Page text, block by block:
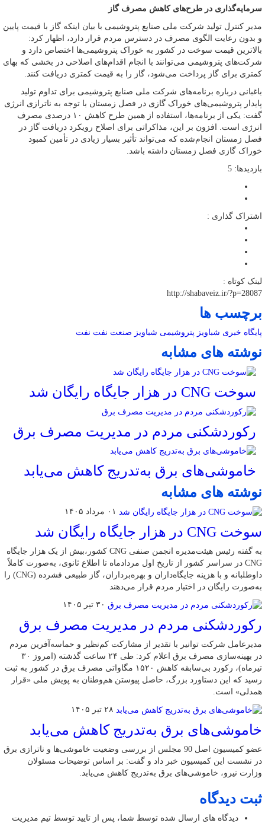
سرمایه‌گذاری در طرح‌های کاهش مصرف گاز
مدیر کنترل تولید شرکت ملی صنایع پتروشیمی با بیان اینکه گاز با قیمت پایین
و بدون رعایت الگوی مصرف در دسترس مردم قرار دارد، اظهار کرد:
بالاترین قیمت سوخت در کشور به خوراک پتروشیمی‌ها اختصاص دارد و
شرکت‌های پتروشیمی می‌توانند با انجام اقدام‌های اصلاحی در بخشی که بهای
کمتری برای گاز پرداخت می‌شود، گاز را به قیمت کمتری دریافت کنند.
باغبانی درباره برنامه‌های شرکت ملی صنایع پتروشیمی برای تداوم تولید
پایدار پتروشیمی‌های خوراک گازی در فصل زمستان با توجه به ناترازی انرژی
گفت: یکی از برنامه‌ها، استفاده از همین طرح کاهش ۱۰ درصدی مصرف
انرژی است. افزون بر این، مذاکراتی برای اصلاح رویکرد دریافت گاز در
فصل زمستان انجام‌شده که می‌تواند تأثیر بسیار زیادی در تأمین کمبود
خوراک گازی فصل زمستان داشته باشد.
بازدیدها: 5
اشتراک گذاری :
لینک کوتاه :
http://shabaveiz.ir/?p=28087
برچسب ها
پایگاه خبری شباویز پتروشیمی شباویز صنعت نفت نفت
نوشته های مشابه
سوخت CNG در هزار جایگاه رایگان شد
رکوردشکنی مردم در مدیریت مصرف برق
خاموشی‌های برق به‌تدریج کاهش می‌یابد
نوشته های مشابه
۰۱ مرداد ۱۴۰۵
سوخت CNG در هزار جایگاه رایگان شد
به گفته رئیس هیئت‌مدیره انجمن صنفی CNG کشور،بیش از یک هزار جایگاه
CNG در سراسر کشور از تاریخ اول مردادماه تا اطلاع ثانوی، به‌صورت کاملاً
داوطلبانه و با هزینه جایگاه‌داران و بهره‌برداران، گاز طبیعی فشرده (CNG) را
به‌صورت رایگان در اختیار مردم قرار می‌دهند
۳۰ تیر ۱۴۰۵
رکوردشکنی مردم در مدیریت مصرف برق
مدیرعامل شرکت توانیر با تقدیر از مشارکت کم‌نظیر و حماسه‌آفرین مردم
در بهینه‌سازی مصرف برق اعلام کرد: طی ۲۴ ساعت گذشته (امروز ۳۰
تیرماه)، رکورد بی‌سابقه کاهش ۱۵۲۰ مگاواتی مصرف برق در کشور به ثبت
رسید که این دستاورد بزرگ، حاصل پیوستن هم‌وطنان به پویش ملی «قرار
همدلی» است.
۲۸ تیر ۱۴۰۵
خاموشی‌های برق به‌تدریج کاهش می‌یابد
عضو کمیسیون اصل 90 مجلس از بررسی وضعیت خاموشی‌ها و ناترازی برق
در نشست این کمیسیون خبر داد و گفت: بر اساس توضیحات مسئولان
وزارت نیرو، خاموشی‌های برق به‌تدریج کاهش می‌یابد.
ثبت دیدگاه
دیدگاه های ارسال شده توسط شما، پس از تایید توسط تیم مدیریت